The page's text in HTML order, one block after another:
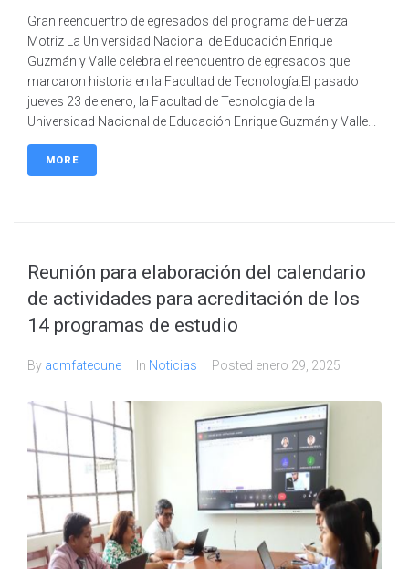
Gran reencuentro de egresados del programa de Fuerza
Motriz La Universidad Nacional de Educación Enrique
Guzmán y Valle celebra el reencuentro de egresados que
marcaron historia en la Facultad de Tecnología.El pasado
jueves 23 de enero, la Facultad de Tecnología de la
Universidad Nacional de Educación Enrique Guzmán y Valle...
MORE
Reunión para elaboración del calendario
de actividades para acreditación de los
14 programas de estudio
By admfatecune In Noticias Posted enero 29, 2025